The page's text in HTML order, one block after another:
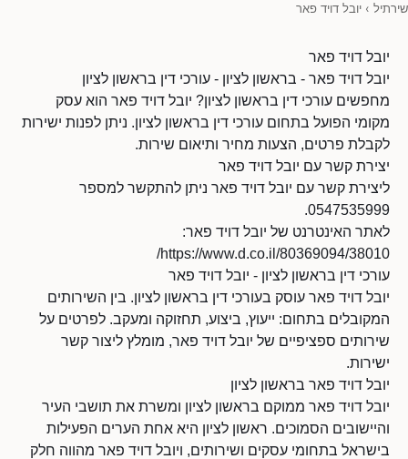
שירתיל › יובל דויד פאר
יובל דויד פאר
יובל דויד פאר - בראשון לציון - עורכי דין בראשון לציון
מחפשים עורכי דין בראשון לציון? יובל דויד פאר הוא עסק
מקומי הפועל בתחום עורכי דין בראשון לציון. ניתן לפנות ישירות
לקבלת פרטים, הצעות מחיר ותיאום שירות.
יצירת קשר עם יובל דויד פאר
ליצירת קשר עם יובל דויד פאר ניתן להתקשר למספר
0547535999.
לאתר האינטרנט של יובל דויד פאר:
https://www.d.co.il/80369094/38010/
עורכי דין בראשון לציון - יובל דויד פאר
יובל דויד פאר עוסק בעורכי דין בראשון לציון. בין השירותים
המקובלים בתחום: ייעוץ, ביצוע, תחזוקה ומעקב. לפרטים על
שירותים ספציפיים של יובל דויד פאר, מומלץ ליצור קשר
ישירות.
יובל דויד פאר בראשון לציון
יובל דויד פאר ממוקם בראשון לציון ומשרת את תושבי העיר
והיישובים הסמוכים. ראשון לציון היא אחת הערים הפעילות
בישראל בתחומי עסקים ושירותים, ויובל דויד פאר מהווה חלק